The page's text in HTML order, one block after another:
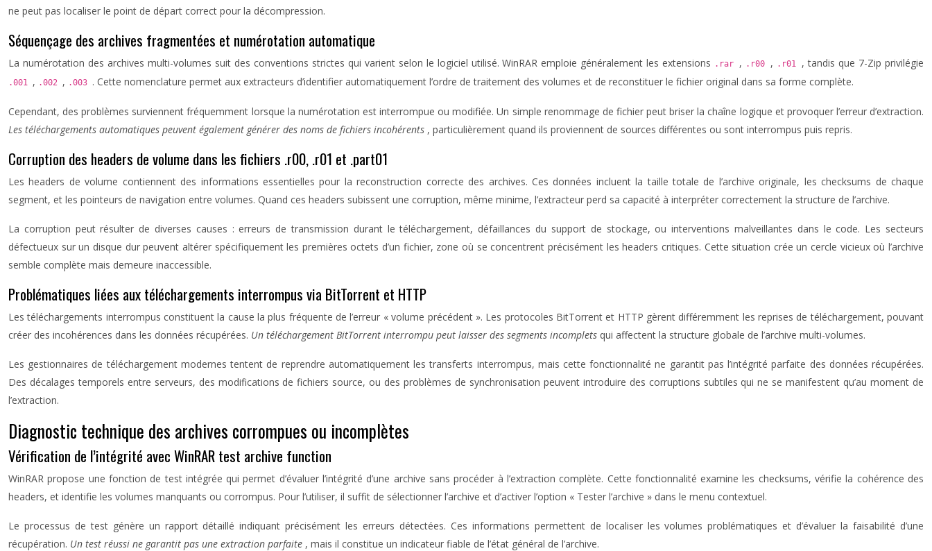
ne peut pas localiser le point de départ correct pour la décompression.
Séquençage des archives fragmentées et numérotation automatique
La numérotation des archives multi-volumes suit des conventions strictes qui varient selon le logiciel utilisé. WinRAR emploie généralement les extensions .rar , .r00 , .r01 , tandis que 7-Zip privilégie
.001 , .002 , .003 . Cette nomenclature permet aux extracteurs d’identifier automatiquement l’ordre de traitement des volumes et de reconstituer le fichier original dans sa forme complète.
Cependant, des problèmes surviennent fréquemment lorsque la numérotation est interrompue ou modifiée. Un simple renommage de fichier peut briser la chaîne logique et provoquer l’erreur d’extraction.
Les téléchargements automatiques peuvent également générer des noms de fichiers incohérents , particulièrement quand ils proviennent de sources différentes ou sont interrompus puis repris.
Corruption des headers de volume dans les fichiers .r00, .r01 et .part01
Les headers de volume contiennent des informations essentielles pour la reconstruction correcte des archives. Ces données incluent la taille totale de l’archive originale, les checksums de chaque
segment, et les pointeurs de navigation entre volumes. Quand ces headers subissent une corruption, même minime, l’extracteur perd sa capacité à interpréter correctement la structure de l’archive.
La corruption peut résulter de diverses causes : erreurs de transmission durant le téléchargement, défaillances du support de stockage, ou interventions malveillantes dans le code. Les secteurs
défectueux sur un disque dur peuvent altérer spécifiquement les premières octets d’un fichier, zone où se concentrent précisément les headers critiques. Cette situation crée un cercle vicieux où l’archive
semble complète mais demeure inaccessible.
Problématiques liées aux téléchargements interrompus via BitTorrent et HTTP
Les téléchargements interrompus constituent la cause la plus fréquente de l’erreur « volume précédent ». Les protocoles BitTorrent et HTTP gèrent différemment les reprises de téléchargement, pouvant
créer des incohérences dans les données récupérées. Un téléchargement BitTorrent interrompu peut laisser des segments incomplets qui affectent la structure globale de l’archive multi-volumes.
Les gestionnaires de téléchargement modernes tentent de reprendre automatiquement les transferts interrompus, mais cette fonctionnalité ne garantit pas l’intégrité parfaite des données récupérées.
Des décalages temporels entre serveurs, des modifications de fichiers source, ou des problèmes de synchronisation peuvent introduire des corruptions subtiles qui ne se manifestent qu’au moment de
l’extraction.
Diagnostic technique des archives corrompues ou incomplètes
Vérification de l’intégrité avec WinRAR test archive function
WinRAR propose une fonction de test intégrée qui permet d’évaluer l’intégrité d’une archive sans procéder à l’extraction complète. Cette fonctionnalité examine les checksums, vérifie la cohérence des
headers, et identifie les volumes manquants ou corrompus. Pour l’utiliser, il suffit de sélectionner l’archive et d’activer l’option « Tester l’archive » dans le menu contextuel.
Le processus de test génère un rapport détaillé indiquant précisément les erreurs détectées. Ces informations permettent de localiser les volumes problématiques et d’évaluer la faisabilité d’une
récupération. Un test réussi ne garantit pas une extraction parfaite , mais il constitue un indicateur fiable de l’état général de l’archive.